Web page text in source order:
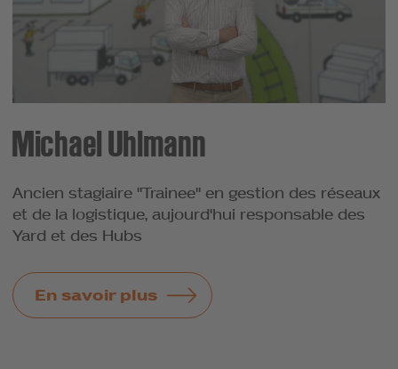
Michael Uhlmann
Ancien stagiaire "Trainee" en gestion des réseaux
et de la logistique, aujourd'hui responsable des
Yard et des Hubs
En savoir plus